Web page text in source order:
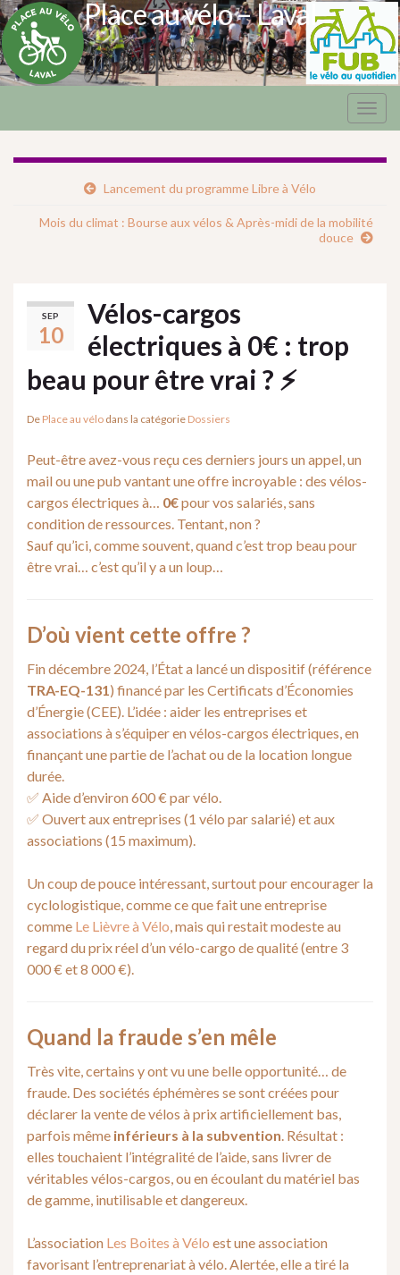
Place au vélo – Laval
Lancement du programme Libre à Vélo
Mois du climat : Bourse aux vélos & Après-midi de la mobilité
douce
SEP
10
Vélos-cargos
électriques à 0€ : trop
beau pour être vrai ? ⚡
De Place au vélo dans la catégorie Dossiers
Peut-être avez-vous reçu ces derniers jours un appel, un
mail ou une pub vantant une offre incroyable : des vélos-
cargos électriques à… 0€pour vos salariés, sans
condition de ressources. Tentant, non ?
Sauf qu’ici, comme souvent, quand c’est trop beau pour
être vrai… c’est qu’il y a un loup…
D’où vient cette offre ?
Fin décembre 2024, l’État a lancé un dispositif (référence
TRA-EQ-131 ) financé par les Certificats d’Économies
d’Énergie (CEE). L’idée : aider les entreprises et
associations à s’équiper en vélos-cargos électriques, en
finançant une partie de l’achat ou de la location longue
durée.
✅ Aide d’environ 600 € par vélo.
✅ Ouvert aux entreprises (1 vélo par salarié) et aux
associations (15 maximum).
Un coup de pouce intéressant, surtout pour encourager la
cyclologistique, comme ce que fait une entreprise
comme Le Lièvre à Vélo , mais qui restait modeste au
regard du prix réel d’un vélo-cargo de qualité (entre 3
000 € et 8 000 €).
Quand la fraude s’en mêle
Très vite, certains y ont vu une belle opportunité… de
fraude. Des sociétés éphémères se sont créées pour
déclarer la vente de vélos à prix artificiellement bas,
parfois même inférieurs à la subvention . Résultat :
elles touchaient l’intégralité de l’aide, sans livrer de
véritables vélos-cargos, ou en écoulant du matériel bas
de gamme, inutilisable et dangereux.
L’association Les Boites à Vélo est une association
favorisant l’entreprenariat à vélo. Alertée, ellea tiré la